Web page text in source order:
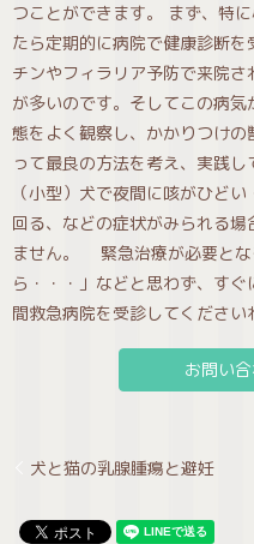
つことができます。 まず、特
たら定期的に病院で健康診断
チンやフィラリア予防で来院
が多いのです。そしてこの病
態をよく観察し、かかりつけ
って最良の方法を考え、実践
（小型）犬で夜間に咳がひど
回る、などの症状がみられる
ません。 緊急治療が必要とな
ら・・・」などと思わず、す
間救急病院を受診してください
お問い
犬と猫の乳腺腫瘍と避妊